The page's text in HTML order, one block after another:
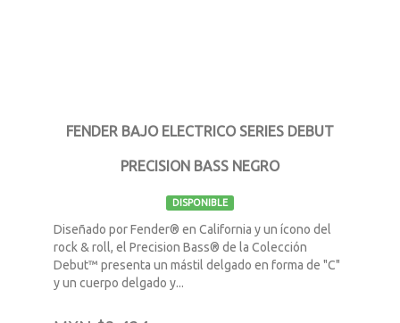
FENDER BAJO ELECTRICO SERIES DEBUT
PRECISION BASS NEGRO
DISPONIBLE
Diseñado por Fender® en California y un ícono del
rock & roll, el Precision Bass® de la Colección
Debut™ presenta un mástil delgado en forma de "C"
y un cuerpo delgado y...